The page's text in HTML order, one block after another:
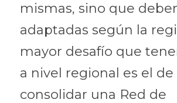
mismas, sino que
adaptadas según la
mayor desafío que
a nivel regional es el de
consolidar una Red de